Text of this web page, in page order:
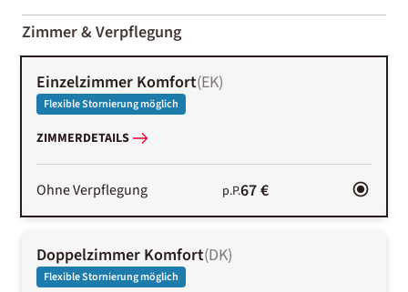
01-02
Zimmer & Verpflegung
Einzelzimmer Komfort(EK)
Flexible Stornierung möglich
ZIMMERDETAILS
Ohne Verpflegung p.P.67 €
Doppelzimmer Komfort(DK)
Flexible Stornierung möglich